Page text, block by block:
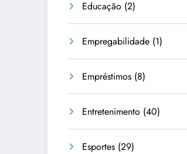
Educação (2)
Empregabilidade (1)
Empréstimos (8)
Entretenimento (40)
Esportes (29)